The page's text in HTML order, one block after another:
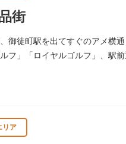
街
御徒町駅を出てすぐのアメ横
フ」「ロイヤルゴルフ」、駅
リア